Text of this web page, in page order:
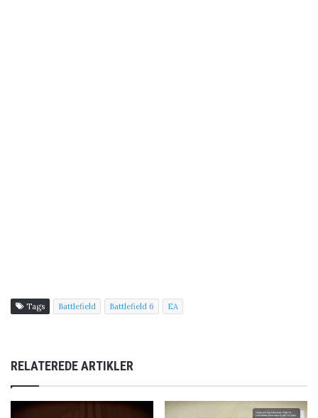
Tags Battlefield Battlefield 6 EA
RELATEREDE ARTIKLER